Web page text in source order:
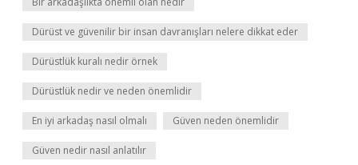
Dürüst ve güvenilir bir insan davranışları nelere dikkat eder
Dürüstlük kuralı nedir örnek
Dürüstlük nedir ve neden önemlidir
En iyi arkadaş nasıl olmalı Güven neden önemlidir
Güven nedir nasıl anlatılır